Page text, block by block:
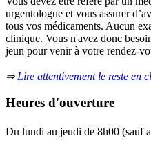
urgentologue et vous assurer
tous vos médicaments. Aucun
clinique. Vous n'avez donc
jeun pour venir à votre rendez-
⇒ Lire attentivement le reste en
Heures d'ouverture
Du lundi au jeudi de 8h00 (sauf